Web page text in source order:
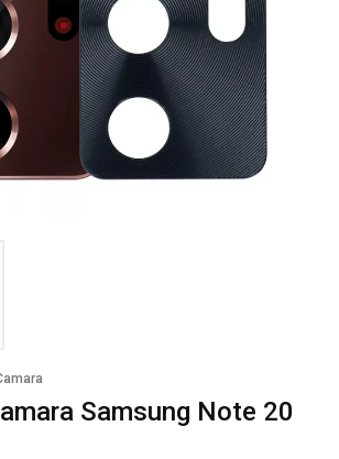
Samsung Note 20